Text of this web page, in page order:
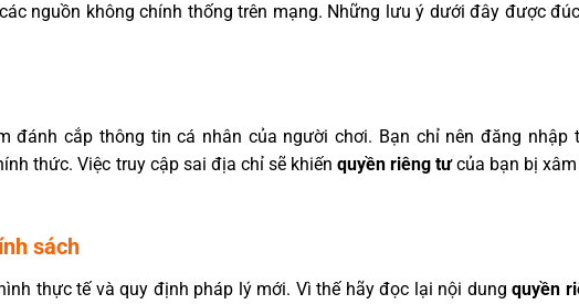
nguồn không chính thống trên mạng. Những lưu ý dưới đây được
đánh cắp thông tin cá nhân của người chơi. Bạn chỉ nên đăng nhập
thức. Việc truy cập sai địa chỉ sẽ khiến quyền riêng tưcủa bạn bị
sách
thực tế và quy định pháp lý mới. Vì thế hãy đọc lại nội dungquyền